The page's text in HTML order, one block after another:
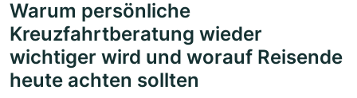
Warum persönliche
Kreuzfahrtberatung wieder
wichtiger wird und worauf Reisende
heute achten sollten